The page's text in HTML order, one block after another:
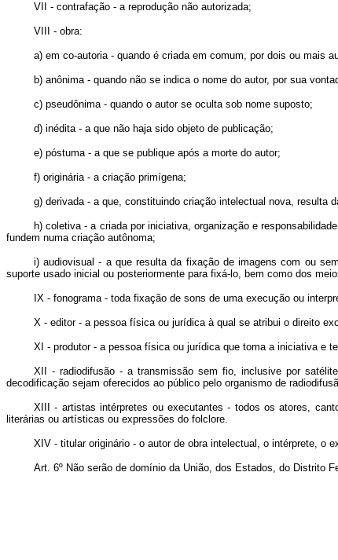
VII - contrafação - a reprodução não autorizada;
VIII - obra:
a) em co-autoria - quando é criada em comum, por dois ou mais
b) anônima - quando não se indica o nome do autor, por sua
c) pseudônima - quando o autor se oculta sob nome suposto;
d) inédita - a que não haja sido objeto de publicação;
e) póstuma - a que se publique após a morte do autor;
f) originária - a criação primígena;
g) derivada - a que, constituindo criação intelectual nova, resulta
h) coletiva - a criada por iniciativa, organização e
fundem numa criação autônoma;
i) audiovisual - a que resulta da fixação de imagens com ou
suporte usado inicial ou posteriormente para fixá-lo, bem como dos
IX - fonograma - toda fixação de sons de uma execução ou
X - editor - a pessoa física ou jurídica à qual se atribui o direito
XI - produtor - a pessoa física ou jurídica que toma a iniciativa e
XII - radiodifusão - a transmissão sem fio, inclusive por
decodificação sejam oferecidos ao público pelo organismo de
XIII - artistas intérpretes ou executantes - todos os atores,
literárias ou artísticas ou expressões do folclore.
XIV - titular originário - o autor de obra intelectual, o
Art. 6º Não serão de domínio da União, dos Estados, do Distrito